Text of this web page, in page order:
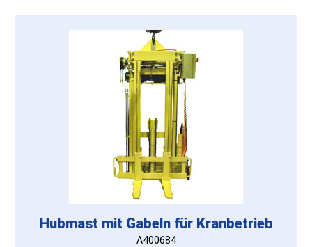
Hubmast mit Gabeln für Kranbetrieb
A400684